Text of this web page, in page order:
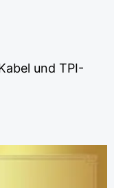
und TPI-